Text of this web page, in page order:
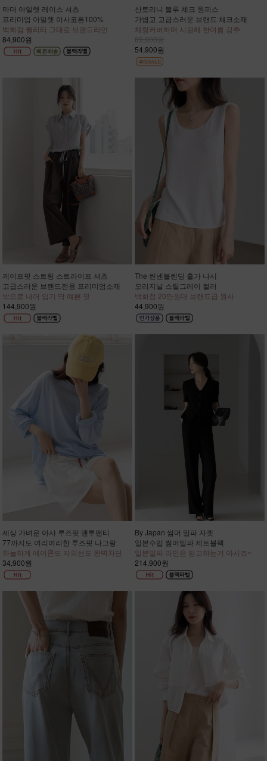
마더 아일렛 레이스 셔츠
프리미엄 아일렛 아사코튼100%
백화점 퀄리티 그대로 브랜드라인
84,900원
산토리니 블루 체크 원피스
가볍고 고급스러운 브랜드 체크소재
체형커버하며 시원해 한여름 강추
54,900원
케이프핏 스트링 스트라이프 셔츠
고급스러운 브랜드전용 프리미엄소재
밖으로 내어 입기 딱 예쁜 핏
144,900원
The 린넨블렌딩 홀가 나시
오리지널 스틸그레이 컬러
백화점 20만원대 브랜드급 원사
44,900원
세상 가벼운 아사 루즈핏 맨투맨티
77까지도 여리여리한 루즈핏 나그랑
하늘하게 에어콘도 자외선도 완벽차단
34,900원
By Japan 썸머 밀파 자켓
일본수입 썸머밀파 제트블랙
일본밀파 라인은 믿고하는거 아시죠~
214,900원